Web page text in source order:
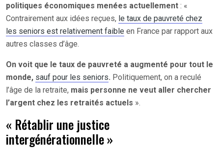
politiques économiques menées actuellement : «
Contrairement aux idées reçues, le taux de pauvreté chez
les seniors est relativement faible en France par rapport aux
autres classes d’âge.
On voit que le taux de pauvreté a augmenté pour tout le
monde, sauf pour les seniors. Politiquement, on a reculé
l’âge de la retraite, mais personne ne veut aller chercher
l’argent chez les retraités actuels ».
« Rétablir une justice
intergénérationnelle »